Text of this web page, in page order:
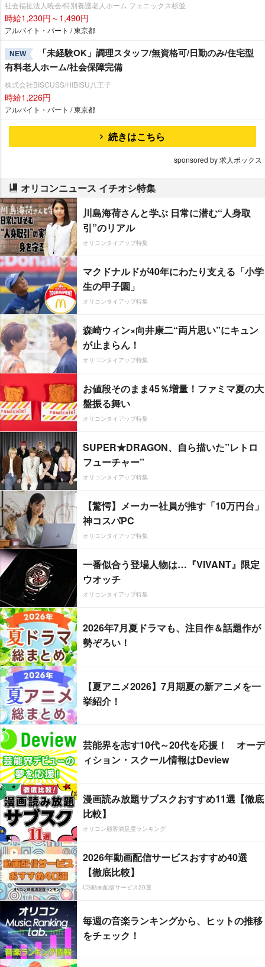
社会福祉法人暁会/特別養護老人ホーム フェニックス杉並
時給1,230円～1,490円
アルバイト・パート / 東京都
NEW
「未経験OK」調理スタッフ/無資格可/日勤のみ/住宅型
有料老人ホーム/社会保障完備
株式会社BISCUSS/HIBISU八王子
時給1,226円
アルバイト・パート / 東京都
続きはこちら
sponsored by 求人ボックス
オリコンニュース イチオシ特集
川島海荷さんと学ぶ 日常に潜む“人身取
引”のリアル
オリコンタイアップ特集
マクドナルドが40年にわたり支える「小学
生の甲子園」
オリコンタイアップ特集
森崎ウィン×向井康二“両片思い”にキュン
が止まらん！
オリコンタイアップ特集
お値段そのまま45％増量！ファミマ夏の大
盤振る舞い
オリコンタイアップ特集
SUPER★DRAGON、自ら描いた”レトロ
フューチャー”
オリコンタイアップ特集
【驚愕】メーカー社員が推す「10万円台」
神コスパPC
オリコンタイアップ特集
一番似合う登場人物は…『VIVANT』限定
ウオッチ
オリコンタイアップ特集
2026年7月夏ドラマも、注目作＆話題作が
勢ぞろい！
【夏アニメ2026】7月期夏の新アニメを一
挙紹介！
芸能界を志す10代～20代を応援！ オーデ
ィション・スクール情報はDeview
漫画読み放題サブスクおすすめ11選【徹底
比較】
オリコン顧客満足度ランキング
2026年動画配信サービスおすすめ40選
【徹底比較】
CS動画配信サービス20選
毎週の音楽ランキングから、ヒットの推移
をチェック！